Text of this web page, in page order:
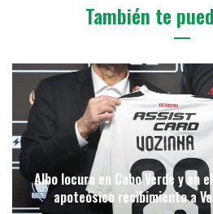
También te
Albo locura en Cabo Verde y en
apoteósico recibimiento a